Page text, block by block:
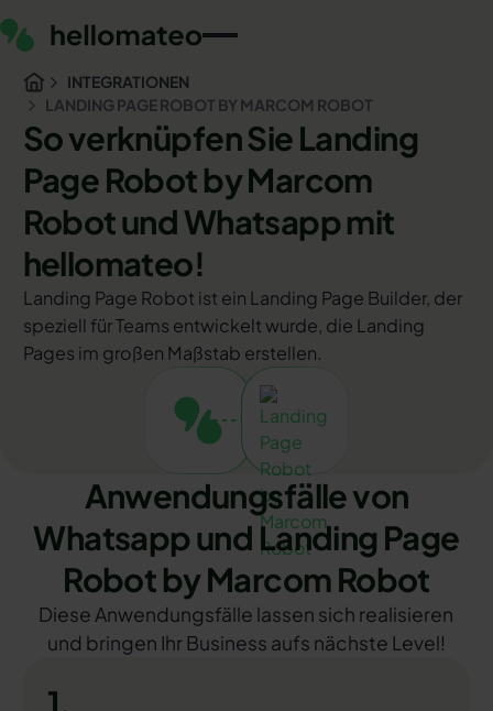
INTEGRATIONEN
LANDING PAGE ROBOT BY MARCOM ROBOT
So verknüpfen Sie Landing
Page Robot by Marcom
Robot und Whatsapp mit
hellomateo!
Landing Page Robot ist ein Landing Page Builder, der
speziell für Teams entwickelt wurde, die Landing
Pages im großen Maßstab erstellen.
Anwendungsfälle von
Whatsapp und Landing Page
Robot by Marcom Robot
Diese Anwendungsfälle lassen sich realisieren
und bringen Ihr Business aufs nächste Level!
1.